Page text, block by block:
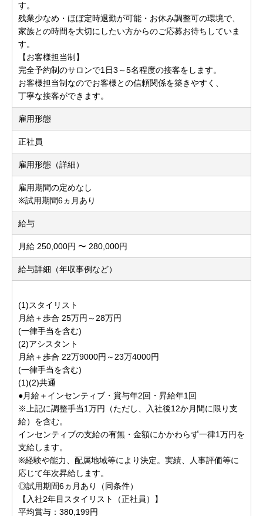
す。
残業少なめ・ほぼ定時退勤が可能・お休み調整可の環境で、
家族との時間を大切にしたい方からのご応募お待ちしていま
す。
【お客様担当制】
完全予約制のサロンで1日3～5名程度の接客をします。
お客様担当制なのでお客様との信頼関係を築きやすく、
丁寧な接客ができます。
雇用形態
正社員
雇用形態（詳細）
雇用期間の定めなし
※試用期間6ヵ月あり
給与
月給 250,000円 〜 280,000円
給与詳細（年収事例など）
(1)スタイリスト
月給＋歩合 25万円～28万円
(一律手当を含む)
(2)アシスタント
月給＋歩合 22万9000円～23万4000円
(一律手当を含む)
(1)(2)共通
●月給＋インセンティブ・賞与年2回・昇給年1回
※上記に調整手当1万円（ただし、入社後12か月間に限り支
給）を含む。
インセンティブの支給の有無・金額にかかわらず一律1万円を
支給します。
※経験や能力、配属地域等により決定。実績、人事評価等に
応じて年次昇給します。
◎試用期間6ヵ月あり（同条件）
【入社2年目スタイリスト（正社員）】
平均賞与：380,199円